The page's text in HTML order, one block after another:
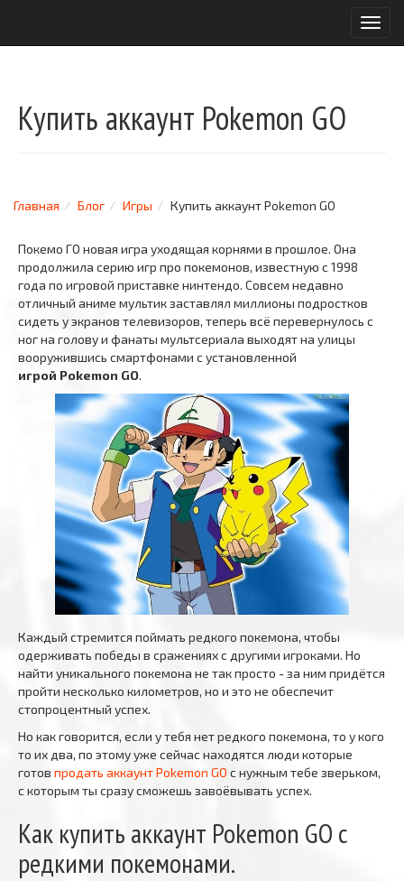
T
o
Купить аккаунт Pokemon GO
Главная Блог Игры Купить аккаунт Pokemon GO
Покемо ГО новая игра уходящая корнями в прошлое. Она
продолжила серию игр про покемонов, известную с 1998
года по игровой приставке нинтендо. Совсем недавно
отличный аниме мультик заставлял миллионы подростков
сидеть у экранов телевизоров, теперь всё перевернулось с
ног на голову и фанаты мультсериала выходят на улицы
вооружившись смартфонами с установленной
игрой Pokemon GO.
Каждый стремится поймать редкого покемона, чтобы
одерживать победы в сражениях с другими игроками. Но
найти уникального покемона не так просто - за ним придётся
пройти несколько километров, но и это не обеспечит
стопроцентный успех.
Но как говорится, если у тебя нет редкого покемона, то у кого
то их два, по этому уже сейчас находятся люди которые
готов продать аккаунт Pokemon GO с нужным тебе зверьком,
с которым ты сразу сможешь завоёвывать успех.
Как купить аккаунт Pokemon GO с
редкими покемонами.